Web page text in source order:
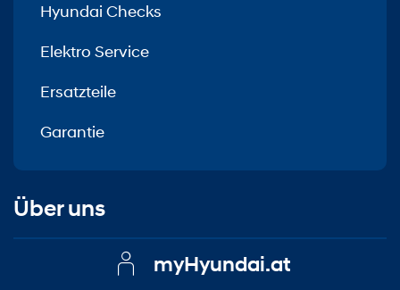
Hyundai Checks
Elektro Service
Ersatzteile
Garantie
Über uns
myHyundai.at